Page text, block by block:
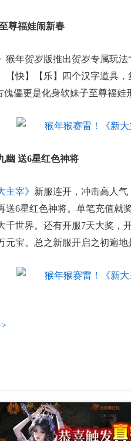
尊福娃闹新春
猴年贺岁版推出贺岁专属玩法
【快】【乐】四个汉字道具
傀儡更是化身软妹子至尊福娃
幽 送6星红色神将
主宰》 新服连开，冲击高人
送6星红色神将。单笔充值就
千世界。还有开服7天大奖，
元宝。总之新服开启之初遍